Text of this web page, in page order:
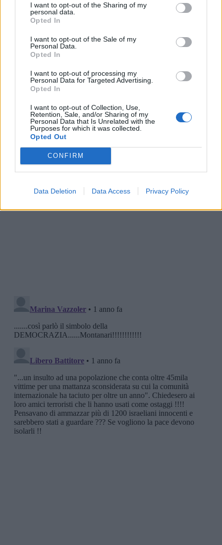
I want to opt-out of the Sharing of my
personal data.
Opted In
I want to opt-out of the Sale of my
Personal Data.
Opted In
I want to opt-out of processing my
Personal Data for Targeted Advertising.
Opted In
I want to opt-out of Collection, Use,
Retention, Sale, and/or Sharing of my
Personal Data that Is Unrelated with the
Purposes for which it was collected.
Opted Out
CONFIRM
Data Deletion Data Access Privacy Policy
direttore del Tg di La7. "L'uso infantile dell'AI è
forse perdonabile a un adolescente, non al
sul suo social network Truth", ha tuonato il
giornalista.